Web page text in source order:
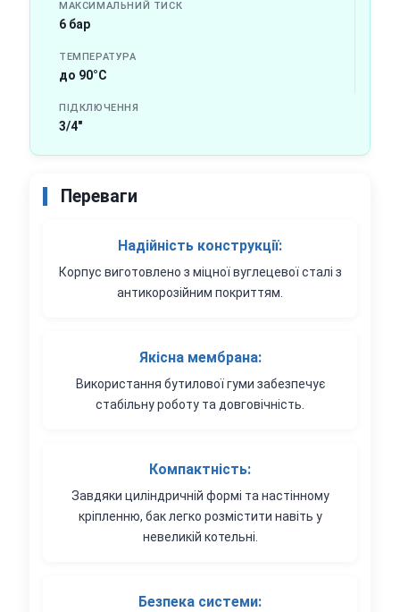
МАКСИМАЛЬНИЙ ТИСК
6 бар
ТЕМПЕРАТУРА
до 90°C
ПІДКЛЮЧЕННЯ
3/4"
Переваги
Надійність конструкції:
Корпус виготовлено з міцної вуглецевої сталі з
антикорозійним покриттям.
Якісна мембрана:
Використання бутилової гуми забезпечує
стабільну роботу та довговічність.
Компактність:
Завдяки циліндричній формі та настінному
кріпленню, бак легко розмістити навіть у
невеликій котельні.
Безпека системи: